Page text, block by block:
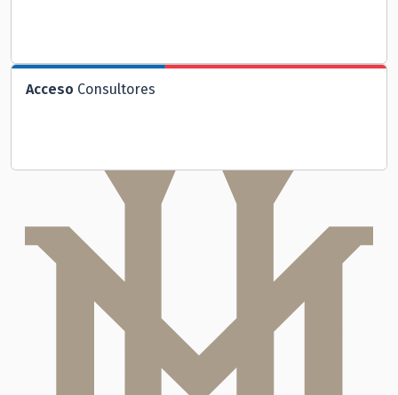
Acceso Consultores